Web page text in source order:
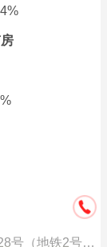
铁2号线三墩站D口）